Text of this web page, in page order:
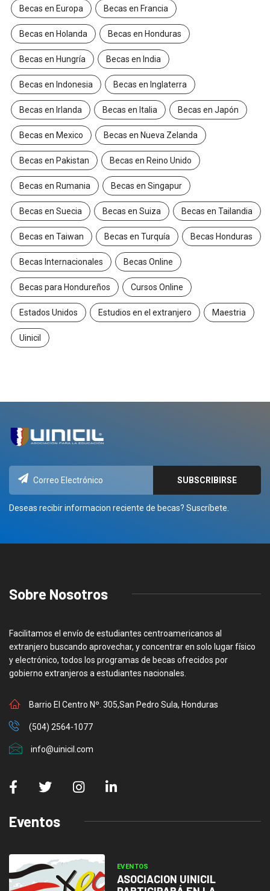
Becas en Europa Becas en Francia
Becas en Holanda Becas en Honduras
Becas en Hungría Becas en India
Becas en Indonesia Becas en Inglaterra
Becas en Irlanda Becas en Italia Becas en Japón
Becas en Mexico Becas en Nueva Zelanda
Becas en Pakistan Becas en Reino Unido
Becas en Rumania Becas en Singapur
Becas en Suecia Becas en Suiza Becas en Tailandia
Becas en Taiwan Becas en Turquía Becas Honduras
Becas Internacionales Becas Online
Becas para Hondureños Cursos Online
Estados Unidos Estudios en el extranjero Maestria
Uinicil
Deseas recibir informacion reciente de becas? Suscríbete.
Sobre Nosotros
Facilitamos el envío de estudiantes centroamericanos al
extranjero buscando aprovechar, y concentrar en solo lugar físico
y electrónico, todos los programas de becas ofrecidos por
gobierno extranjeros a estudiantes nacionales.
Barrio El Centro Nº. 305,San Pedro Sula, Honduras
(504) 2564-1077
info@uinicil.com
Eventos
EVENTOS
ASOCIACION UINICIL